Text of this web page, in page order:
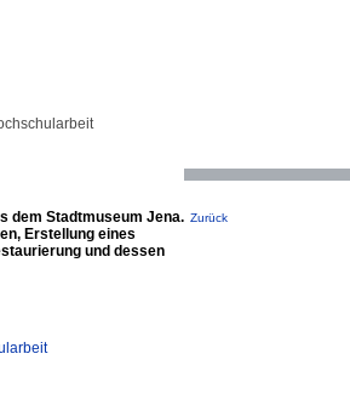
dem Stadtmuseum Jena.
Erstellung eines
und dessen
Zurück